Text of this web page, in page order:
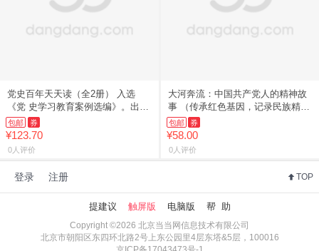
党史百年天天读（全2册） 入选
《党 史学习教育案例选编》。出版
局“
包邮 券
¥123.70
0人评价
大河奔流：中国共产党人的精神故
事 （传承红色基因，记录民族精神
成
包邮 券
¥58.00
0人评价
登录 注册 TOP
提建议 触屏版 电脑版 帮 助
Copyright ©2026 北京当当网信息技术有限公司
北京市朝阳区东四环北路2号上东公园里4层东塔&5层，100016